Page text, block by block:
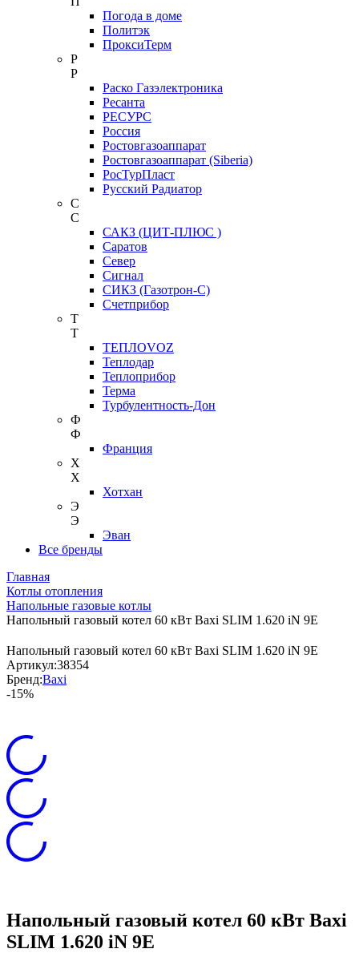
Погода в доме
Политэк
ПроксиТерм
Р
Р
Раско Газэлектроника
Ресанта
РЕСУРС
Россия
Ростовгазоаппарат
Ростовгазоаппарат (Siberia)
РосТурПласт
Русский Радиатор
С
С
САКЗ (ЦИТ-ПЛЮС )
Саратов
Север
Сигнал
СИКЗ (Газотрон-С)
Счетприбор
Т
Т
ТЕПЛОVOZ
Теплодар
Теплоприбор
Терма
Турбулентность-Дон
Ф
Ф
Франция
Х
Х
Хотхан
Э
Э
Эван
Все бренды
Главная
Котлы отопления
Напольные газовые котлы
Напольный газовый котел 60 кВт Baxi SLIM 1.620 iN 9E
Напольный газовый котел 60 кВт Baxi SLIM 1.620 iN 9E
Артикул:38354
Бренд:Baxi
-15%
Напольный газовый котел 60 кВт Baxi
SLIM 1.620 iN 9E